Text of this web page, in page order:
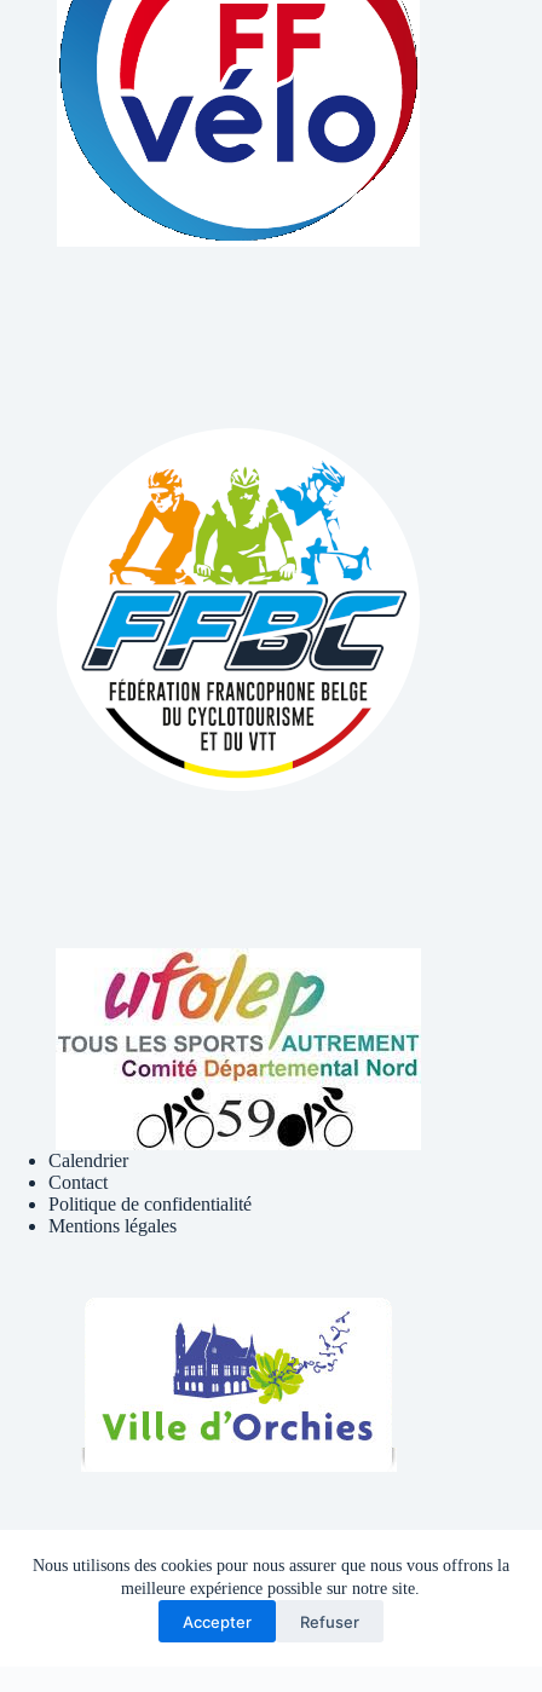
Nous utilisons des cookies pour nous assurer que nous vous offrons la
meilleure expérience possible sur notre site.
Accepter Refuser
Calendrier
Contact
Politique de confidentialité
Mentions légales
Tél : 06 81 41 39 09
Adresse mail : cyclocluborchies@gmail.com